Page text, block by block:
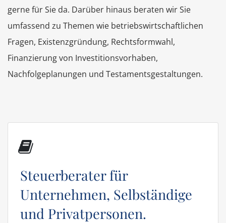
gerne für Sie da. Darüber hinaus beraten wir Sie
umfassend zu Themen wie betriebswirtschaftlichen
Fragen, Existenzgründung, Rechtsformwahl,
Finanzierung von Investitionsvorhaben,
Nachfolgeplanungen und Testamentsgestaltungen.
Steuerberater für
Unternehmen, Selbständige
und Privatpersonen.